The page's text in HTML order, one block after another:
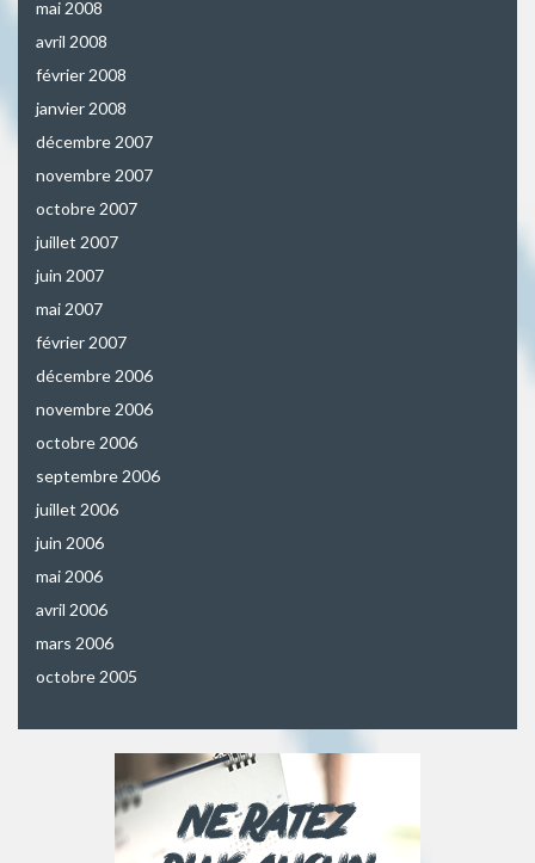
mai 2008
avril 2008
février 2008
janvier 2008
décembre 2007
novembre 2007
octobre 2007
juillet 2007
juin 2007
mai 2007
février 2007
décembre 2006
novembre 2006
octobre 2006
septembre 2006
juillet 2006
juin 2006
mai 2006
avril 2006
mars 2006
octobre 2005